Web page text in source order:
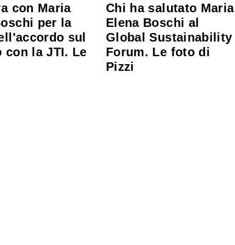
con Maria
per la
sul
con la JTI. Le
Chi ha salutato Maria
Elena Boschi al
Global Sustainability
Forum. Le foto di
Pizzi